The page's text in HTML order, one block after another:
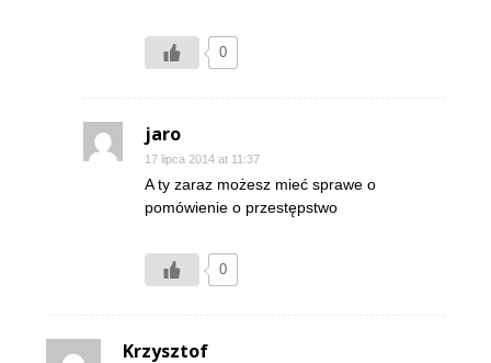
0
jaro
17 lipca 2014 at 11:37
A ty zaraz możesz mieć sprawe o
pomówienie o przestępstwo
0
Krzysztof